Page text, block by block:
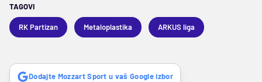
TAGOVI
RK Partizan Metaloplastika ARKUS liga
Dodajte Mozzart Sport u vaš Google izbor